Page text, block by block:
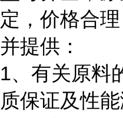
定，价格合理
并提供：
1、有关原料
质保证及性能